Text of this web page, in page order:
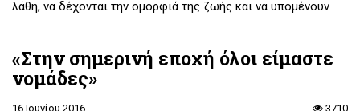
λάθη, να δέχονται την ομορφιά της ζωής και να υπομένουν
αμφίθυμα αλλά σίγουρα κρατάνε για πολύ και βάζουν την
Yanagihara στο ρόστερ των συγγραφέων των οποίων το
«Στην σημερινή εποχή όλοι είμαστε
νομάδες»
16 Ιουνίου 2016 3710